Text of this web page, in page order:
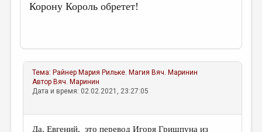
Корону Король обретет!
Тема: Райнер Мария Рильке. Магия Вяч. Маринин
Автор Вяч. Маринин
Дата и время: 02.02.2021, 23:27:05
Да, Евгений, это перевод Игоря Гришпуна из